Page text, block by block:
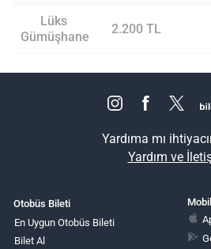
Lüks
Gümüşhane
2.200 TL
Yardıma mı
Yardım ve
Otobüs Bileti
En Uygun Otobüs Bileti
Bilet Al